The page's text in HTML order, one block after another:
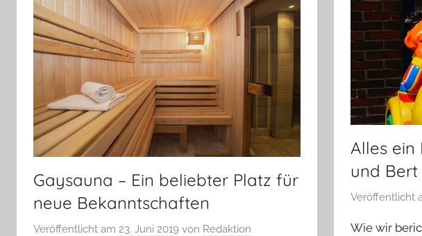
Gaysauna – Ein beliebter Platz für
neue Bekanntschaften
Veröffentlicht am 23. Juni 2019 von Redaktion
Alles ein
und
Veröffentlicht
Wie wir